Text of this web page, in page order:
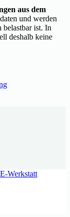
aus dem
und werden
belastbar ist. In
deshalb keine
Werkstatt